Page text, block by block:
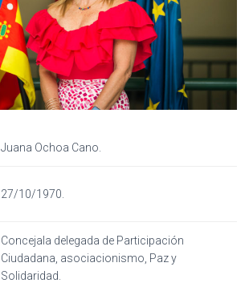
Juana Ochoa Cano.
27/10/1970.
Concejala delegada de Participación
Ciudadana, asociacionismo, Paz y
Solidaridad.